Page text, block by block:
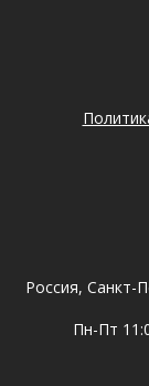
Россия, Санкт-
Пн-Пт